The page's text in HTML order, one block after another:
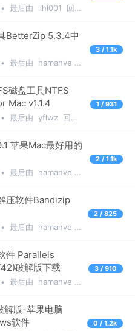
• 最后由 llhl001
回复
BetterZip 5.3.4中
• 最后由
hamanve
3 / 1.1k
磁盘工具NTFS
Mac v1.1.4
• 最后由 yflwz
回复
1 / 931
苹果Mac最好用的
• 最后由
hamanve
2 / 1.1k
压软件Bandizip
• 最后由
hamanve
2 / 825
件 Parallels
破解版下载
• 最后由
hamanve
3 / 910
版-苹果电脑
软件
0 / 1.2k